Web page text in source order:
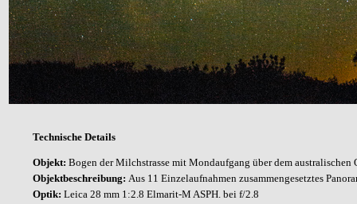
Technische Details
Objekt: Bogen der Milchstrasse mit Mondaufgang über dem australischen
Objektbeschreibung: Aus 11 Einzelaufnahmen zusammengesetztes
Optik: Leica 28 mm 1:2.8 Elmarit-M ASPH. bei f/2.8